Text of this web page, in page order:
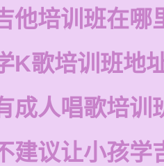
他培训班在哪
K歌培训班地
成人唱歌培训
建议让小孩学